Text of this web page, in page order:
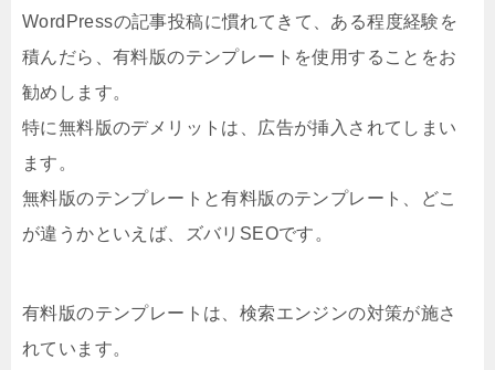
WordPressの記事投稿に慣れてきて、ある程度経験を
積んだら、有料版のテンプレートを使用することをお
勧めします。
特に無料版のデメリットは、広告が挿入されてしまい
ます。
無料版のテンプレートと有料版のテンプレート、どこ
が違うかといえば、ズバリSEOです。
有料版のテンプレートは、検索エンジンの対策が施さ
れています。